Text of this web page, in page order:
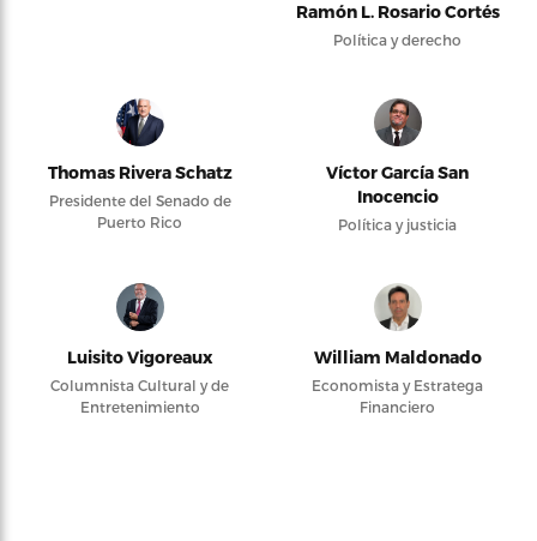
Ramón L. Rosario Cortés
Política y derecho
Thomas Rivera Schatz
Presidente del Senado de
Puerto Rico
Víctor García San
Inocencio
Política y justicia
Luisito Vigoreaux
Columnista Cultural y de
Entretenimiento
William Maldonado
Economista y Estratega
Financiero